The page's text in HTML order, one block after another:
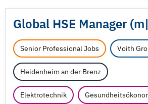
Global HSE Manager
Senior Professional Jobs Voith
Heidenheim an der Brenz
Elektrotechnik